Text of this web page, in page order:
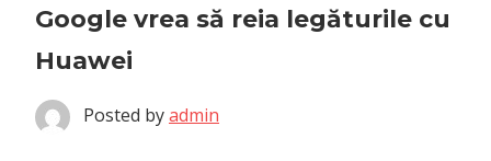
Google vrea să reia legăturile cu
Huawei
Posted byadmin